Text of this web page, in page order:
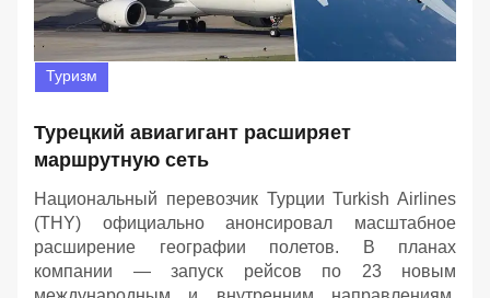
Туризм
Турецкий авиагигант расширяет
маршрутную сеть
Национальный перевозчик Турции Turkish Airlines
(THY) официально анонсировал масштабное
расширение географии полетов. В планах
компании — запуск рейсов по 23 новым